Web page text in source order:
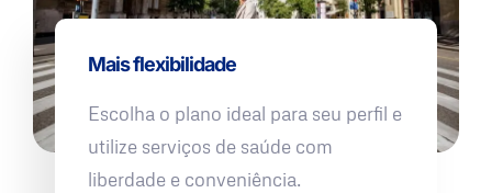
Mais flexibilidade
Escolha o plano ideal para seu perfil e
utilize serviços de saúde com
liberdade e conveniência.